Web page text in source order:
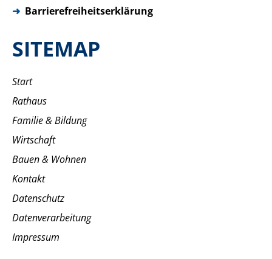
➜ Barrierefreiheitserklärung
SITEMAP
Start
Rathaus
Familie & Bildung
Wirtschaft
Bauen & Wohnen
Kontakt
Datenschutz
Datenverarbeitung
Impressum